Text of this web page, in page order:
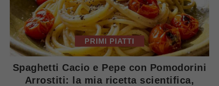
PRIMI PIATTI
Spaghetti Cacio e Pepe con Pomodorini
Arrostiti: la mia ricetta scientifica,